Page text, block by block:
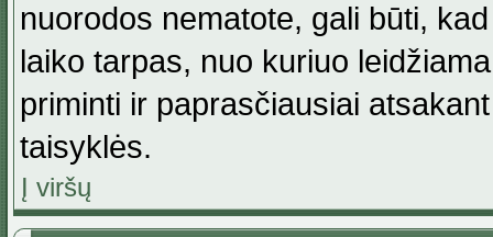
nuorodos nematote, gali būti,
laiko tarpas, nuo kuriuo
priminti ir paprasčiausiai
taisyklės.
Į viršų